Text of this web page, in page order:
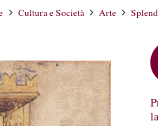
Cultura e Società Arte